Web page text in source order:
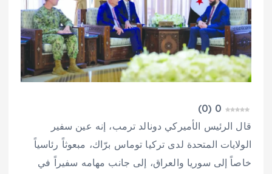
0
(
0
)
قال الرئيس الأميركي دونالد ترمب، إنه عين سفير
الولايات المتحدة لدى تركيا توماس برّاك، مبعوثاً رئاسياً
خاصاً إلى سوريا والعراق، إلى جانب مهامه سفيراً في